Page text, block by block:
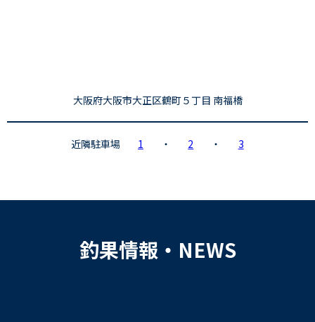
大阪府大阪市大正区鶴町５丁目 南福橋
近隣駐車場 1 ・ 2 ・ 3
釣果情報・NEWS